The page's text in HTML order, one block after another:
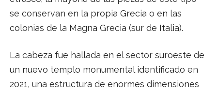
se conservan en la propia Grecia o en las
colonias de la Magna Grecia (sur de Italia).
La cabeza fue hallada en el sector suroeste de
un nuevo templo monumental identificado en
2021, una estructura de enormes dimensiones